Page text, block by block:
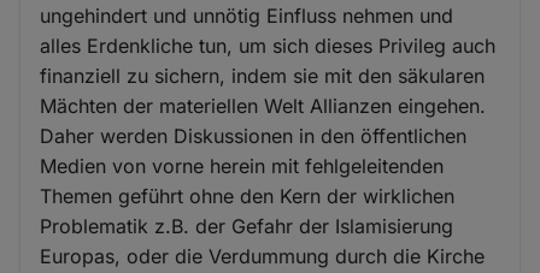
ungehindert und unnötig Einfluss nehmen und
alles Erdenkliche tun, um sich dieses Privileg auch
finanziell zu sichern, indem sie mit den säkularen
Mächten der materiellen Welt Allianzen eingehen.
Daher werden Diskussionen in den öffentlichen
Medien von vorne herein mit fehlgeleitenden
Themen geführt ohne den Kern der wirklichen
Problematik z.B. der Gefahr der Islamisierung
Europas, oder die Verdummung durch die Kirche